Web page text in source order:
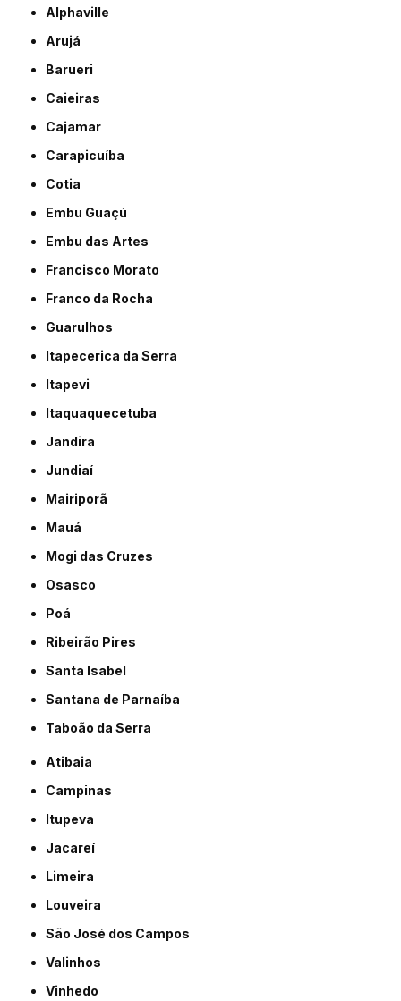
Alphaville
Arujá
Barueri
Caieiras
Cajamar
Carapicuíba
Cotia
Embu Guaçú
Embu das Artes
Francisco Morato
Franco da Rocha
Guarulhos
Itapecerica da Serra
Itapevi
Itaquaquecetuba
Jandira
Jundiaí
Mairiporã
Mauá
Mogi das Cruzes
Osasco
Poá
Ribeirão Pires
Santa Isabel
Santana de Parnaíba
Taboão da Serra
Atibaia
Campinas
Itupeva
Jacareí
Limeira
Louveira
São José dos Campos
Valinhos
Vinhedo